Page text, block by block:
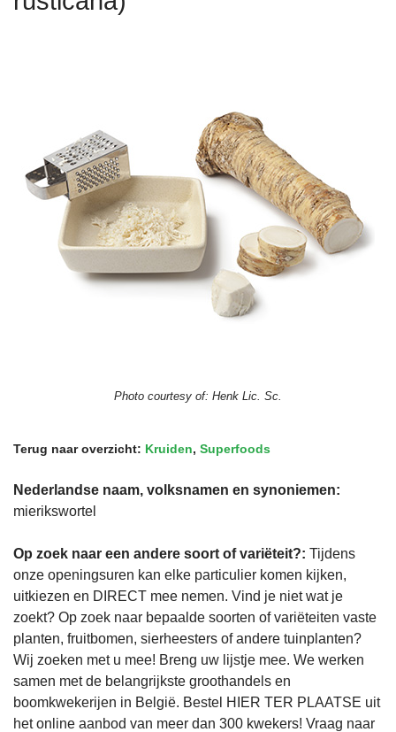
Photo courtesy of: Henk Lic. Sc.
Terug naar overzicht: Kruiden, Superfoods
Nederlandse naam, volksnamen en synoniemen:
mierikswortel
Op zoek naar een andere soort of variëteit?: Tijdens
onze openingsuren kan elke particulier komen kijken,
uitkiezen en DIRECT mee nemen. Vind je niet wat je
zoekt? Op zoek naar bepaalde soorten of variëteiten vaste
planten, fruitbomen, sierheesters of andere tuinplanten?
Wij zoeken met u mee! Breng uw lijstje mee. We werken
samen met de belangrijkste groothandels en
boomkwekerijen in België. Bestel HIER TER PLAATSE uit
het online aanbod van meer dan 300 kwekers! Vraag naar